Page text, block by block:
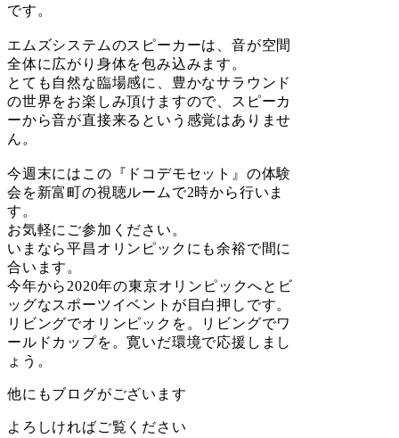
です。
エムズシステムのスピーカーは、音が空間
全体に広がり身体を包み込みます。
とても自然な臨場感に、豊かなサラウンド
の世界をお楽しみ頂けますので、スピーカ
ーから音が直接来るという感覚はありませ
ん。
今週末にはこの『ドコデモセット』の体験
会を新富町の視聴ルームで2時から行いま
す。
お気軽にご参加ください。
いまなら平昌オリンピックにも余裕で間に
合います。
今年から2020年の東京オリンピックへとビ
ッグなスポーツイベントが目白押しです。
リビングでオリンピックを。リビングでワ
ールドカップを。寛いだ環境で応援しまし
ょう。
他にもブログがございます
よろしければご覧ください